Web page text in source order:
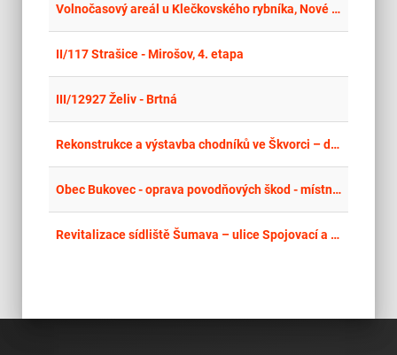
Volnočasový areál u Klečkovského rybníka, Nové Město na Moravě
II/117 Strašice - Mirošov, 4. etapa
III/12927 Želiv - Brtná
Rekonstrukce a výstavba chodníků ve Škvorci – další etapa
Obec Bukovec - oprava povodňových škod - místních komunikací
Revitalizace sídliště Šumava – ulice Spojovací a Březová